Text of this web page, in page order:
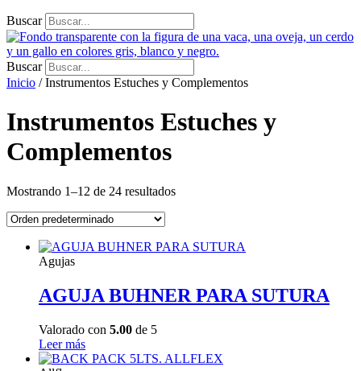
Buscar
Buscar
Inicio / Instrumentos Estuches y Complementos
Instrumentos Estuches y
Complementos
Mostrando 1–12 de 24 resultados
Agujas
AGUJA BUHNER PARA SUTURA
Valorado con 5.00 de 5
Leer más